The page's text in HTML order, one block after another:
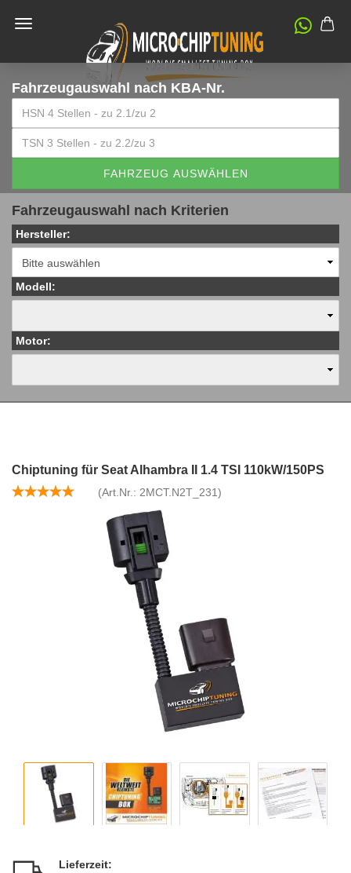
Fahrzeugauswahl nach KBA-Nr.
FAHRZEUG AUSWÄHLEN
Fahrzeugauswahl nach Kriterien
Hersteller:
Modell:
Motor:
Chiptuning für Seat Alhambra II 1.4 TSI 110kW/150PS
(Art.Nr.: 2MCT.N2T_231)
Lieferzeit: